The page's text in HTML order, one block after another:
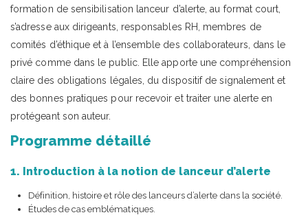
formation de sensibilisation lanceur d’alerte, au format court,
s’adresse aux dirigeants, responsables RH, membres de
comités d’éthique et à l’ensemble des collaborateurs, dans le
privé comme dans le public. Elle apporte une compréhension
claire des obligations légales, du dispositif de signalement et
des bonnes pratiques pour recevoir et traiter une alerte en
protégeant son auteur.
Programme détaillé
1. Introduction à la notion de lanceur d’alerte
Définition, histoire et rôle des lanceurs d’alerte dans la société.
Études de cas emblématiques.